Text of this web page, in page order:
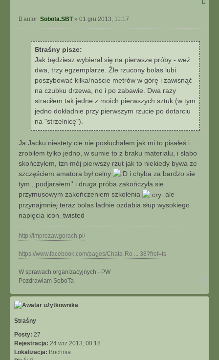
Post
autor: Sobota.SBT» 01 gru 2013, 11:17
Straśny pisze:
Jak będziesz wybierał się na pierwsze próby - weź
dwa, trzy egzemplarze. Źle rzucony bolas lubi
poszybować kilka/naście metrów w górę i zawisnąć
na czubku drzewa, no i po zabawie. Dwa razy
straciłem tak jedne z moich pierwszych sztuk (w tym
jedno dokładnie przy pierwszym rzucie po dotarciu
na "strzelnicę").
Ja Jacku niestety cie nie posłuchałem jak mi to pisałeś i
zrobiłem tylko jedno, w sumie to z braku materiału, i słabo
skończyłem, tzn mój pierwszy rzut jak to niekiedy bywa ze
szczęściem amatora był celny
i chyba za bardzo sie
tym ,,podjarałem'' i druga próba zakończyła sie
przymusowym zakończeniem szkolenia
ale
przynajmniej teraz bolas ładnie ozdabia słup wysokiego
napięcia icon_twisted
http://imprezawgorach.pl/
https://www.facebook.com/pages/Chata-Ro ... 38?fref=ts
W sprawach organizacyjnych - PW
Pozdrawiam SoboTa
Straśny
Posty: 27
Rejestracja: 24 wrz 2013, 00:18
Lokalizacja: Bochnia